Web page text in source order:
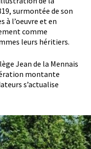
surmontée de son
à l’oeuvre et en
comme
leurs héritiers.
Jean de la Mennais
montante
s’actualise